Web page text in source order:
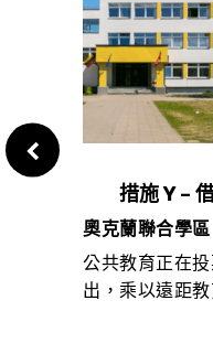
措施 Y –
奧克蘭聯合學區
公共教育正在
出，乘以遠距